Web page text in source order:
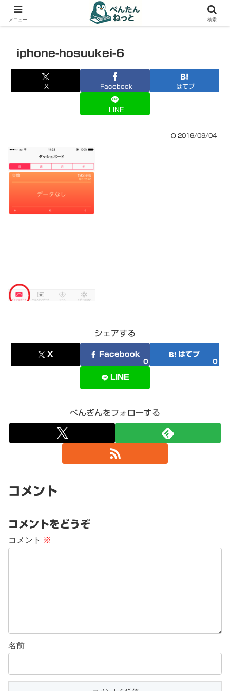
PCやガジェットの備忘録
iphone-hosuukei-6
X Facebook はてブ
LINE
2016/09/04
シェアする
X Facebook
0
はてブ
0
LINE
ぺんぎんをフォローする
コメント
コメントをどうぞ
コメント ※
名前
メニュー 検索